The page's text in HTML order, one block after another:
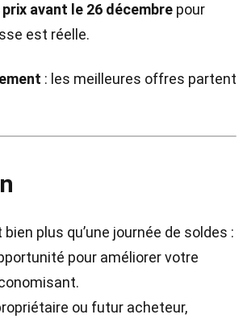
avant le 26 décembre pour
est réelle.
: les meilleures offres partent
bien plus qu’une journée de soldes :
pour améliorer votre
ou futur acheteur,